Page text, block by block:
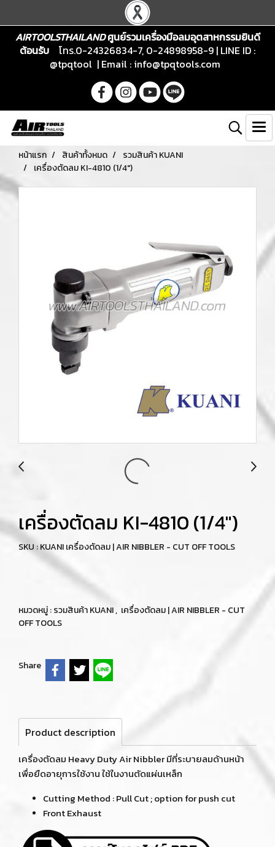
AIRTOOLSTHAILANDศูนย์รวมเครื่องมือลมอุตสาหกรรมยินดี
ต้อนรับ
โทร.0-24326834-7, 0-24898958-9 | LINE ID :
@tpqtool | Email : info@tpqtools.com
หน้าแรก สินค้าทั้งหมด
รวมสินค้า KUANI
เครื่องตัดลม KI-4810 (1/4")
เครื่องตัดลม KI-4810 (1/4")
SKU : KUANI เครื่องตัดลม | AIR NIBBLER - CUT OFF TOOLS
หมวดหมู่ :รวมสินค้า KUANI, เครื่องตัดลม | AIR NIBBLER - CUT
OFF TOOLS
Share
Product description
เครื่องตัดลม Heavy Duty Air Nibbler มีที่ระบายลมด้านหน้า
เพื่อยืดอายุการใช้งาน ใช้ในงานตัดแผ่นเหล็ก
Cutting Method : Pull Cut ; option for push cut
Front Exhaust